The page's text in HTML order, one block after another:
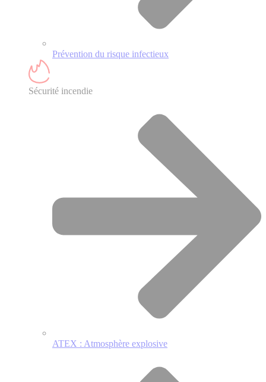
Prévention du risque infectieux
Sécurité incendie
ATEX : Atmosphère explosive